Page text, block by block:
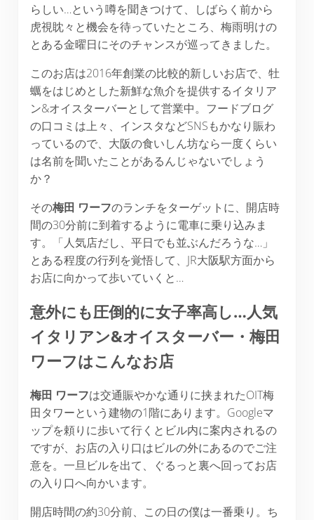
らしい…という噂を聞きつけて、しばらく前から
虎視眈々と機会を待っていたところ、梅雨明けの
とある金曜日にそのチャンスが巡ってきました。
このお店は2016年創業の比較的新しいお店で、牡
蠣をはじめとした新鮮な魚介を提供するイタリア
ン&オイスターバーとして営業中。フードブログ
の口コミは上々、インスタなどSNSもかなり賑わ
っているので、大阪の食いしん坊なら一度くらい
は名前を聞いたことがあるんじゃないでしょう
か？
その梅田 ワーフのランチをターゲットに、開店時
間の30分前に到着するように電車に乗り込みま
す。「人気店だし、平日でも並ぶんだろうな…」
とある程度の行列を覚悟して、JR大阪駅方面から
お店に向かって歩いていくと…
意外にも圧倒的に女子率高し…人気
イタリアン&オイスターバー・梅田
ワーフはこんなお店
梅田 ワーフは交通賑やかな通りに挟まれたOIT梅
田タワーという建物の1階にあります。Googleマ
ップを頼りに歩いて行くとビル内に案内されるの
ですが、お店の入り口はビルの外にあるのでご注
意を。一旦ビルを出て、ぐるっと裏へ回ってお店
の入り口へ向かいます。
開店時間の約30分前、この日の僕は一番乗り。ち